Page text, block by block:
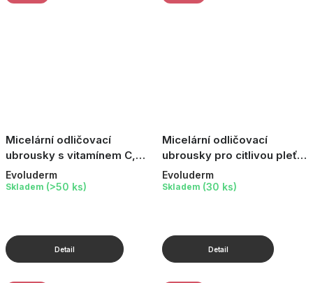
Micelární odličovací
ubrousky s vitamínem C,
25 ks
Evoluderm
Skladem (>50 ks)
Micelární odličovací
ubrousky pro citlivou pleť,
25 ks
Evoluderm
Skladem (30 ks)